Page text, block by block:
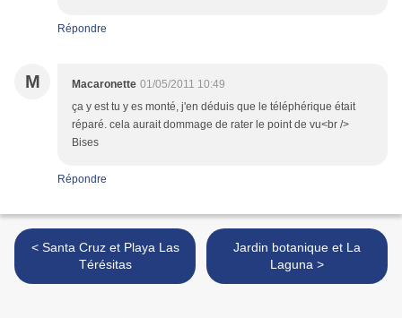
Répondre
M Macaronette 01/05/2011 10:49
ça y est tu y es monté, j'en déduis que le téléphérique était
réparé. cela aurait dommage de rater le point de vu<br />
Bises
Répondre
< Santa Cruz et Playa Las
Térésitas
Jardin botanique et La
Laguna >